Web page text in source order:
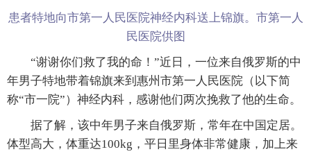
患者特地向市第一人民医院神经内科送上锦旗。市第一人
民医院供图
“谢谢你们救了我的命！”近日，一位来自俄罗斯的中
年男子特地带着锦旗来到惠州市第一人民医院（以下简
称“市一院”）神经内科，感谢他们两次挽救了他的生命。
据了解，该中年男子来自俄罗斯，常年在中国定居。
体型高大，体重达100kg，平日里身体非常健康，加上来